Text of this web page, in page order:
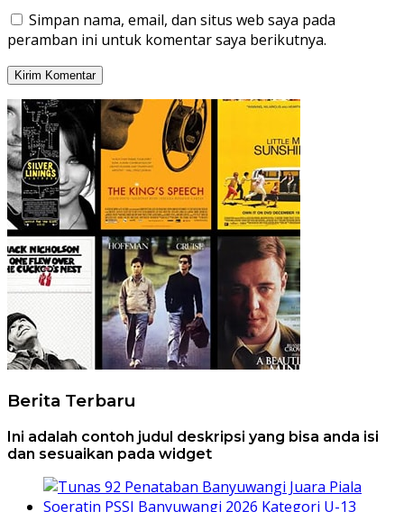
Simpan nama, email, dan situs web saya pada
peramban ini untuk komentar saya berikutnya.
Berita Terbaru
Ini adalah contoh judul deskripsi yang bisa anda isi
dan sesuaikan pada widget